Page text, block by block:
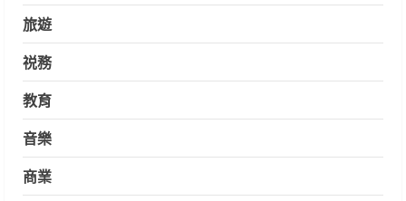
旅遊
祱務
教育
音樂
商業